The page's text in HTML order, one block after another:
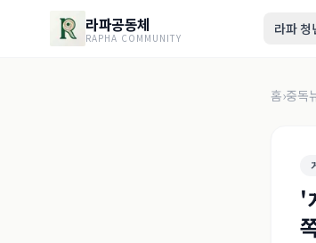
라파공동체
RAPHA COMMUNITY
라파 청
홈›중독
'